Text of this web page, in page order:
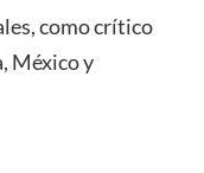
como crítico
México y